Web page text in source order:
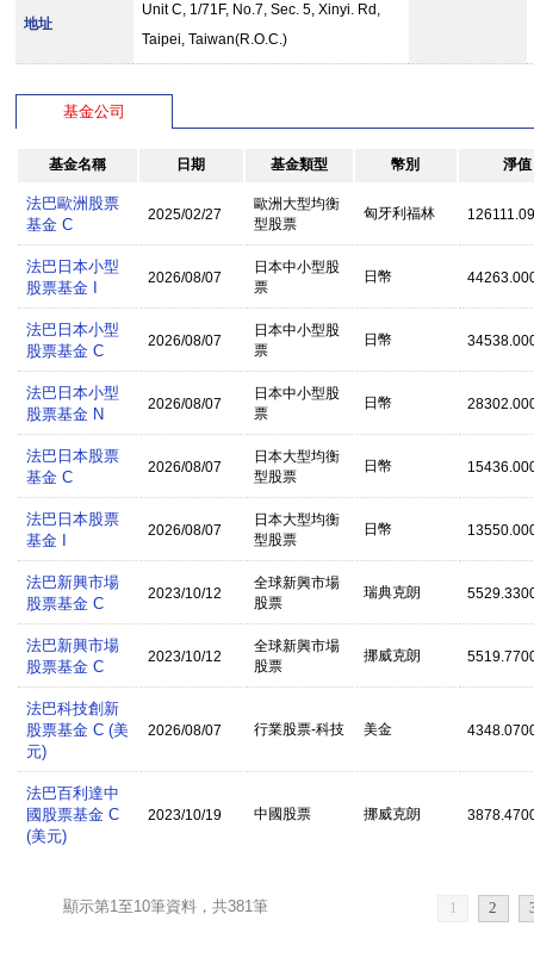
地址
Unit C, 1/71F, No.7, Sec. 5, Xinyi. Rd,
Taipei, Taiwan(R.O.C.)
基金公司
基金名稱 日期 基金類型 幣別 淨值
法巴歐洲股票
基金 C
2025/02/27
歐洲大型均衡
型股票
匈牙利福林
法巴日本小型
股票基金 I
2026/08/07
日本中小型股
票
日幣
法巴日本小型
股票基金 C
2026/08/07
日本中小型股
票
日幣
法巴日本小型
股票基金 N
2026/08/07
日本中小型股
票
日幣
法巴日本股票
基金 C
2026/08/07
日本大型均衡
型股票
日幣
法巴日本股票
基金 I
2026/08/07
日本大型均衡
型股票
日幣
法巴新興市場
股票基金 C
2023/10/12
全球新興市場
股票
瑞典克朗
法巴新興市場
股票基金 C
2023/10/12
全球新興市場
股票
挪威克朗
法巴科技創新
股票基金 C (美
元)
2026/08/07 行業股票-科技 美金
法巴百利達中
國股票基金 C
(美元)
2023/10/19 中國股票 挪威克朗
顯示第1至10筆資料，共381筆 1 2